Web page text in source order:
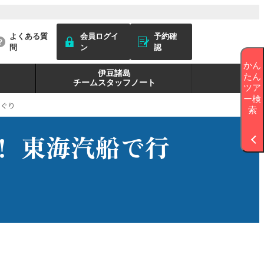
よくある質
問
会員ログイ
ン
予約確
認
伊豆諸島
チームスタッフノート
り
東海汽船で行
かん
たん
ツア
ー検
索